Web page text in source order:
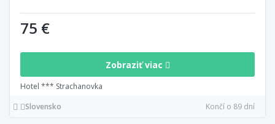
75 €
Zobraziť viac
Hotel *** Strachanovka
Slovensko
Končí o 89 dní